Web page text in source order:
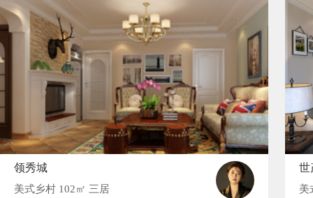
领秀城
美式乡村 102㎡ 三居
世
美